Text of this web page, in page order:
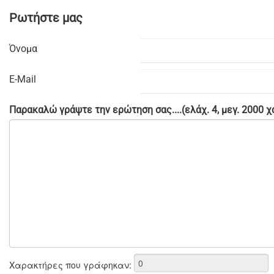
Ρωτήστε μας
Όνομα
E-Mail
Παρακαλώ γράψτε την ερώτηση σας....(ελάχ. 4, μεγ. 2000
Χαρακτήρες που γράφηκαν: